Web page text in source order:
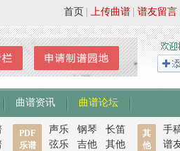
谱友留言
上传曲谱
首页
曲谱资讯 曲谱论坛
PDF
乐谱
声乐 钢琴
长笛
弦乐
吉他 其他
其
他
手
谱